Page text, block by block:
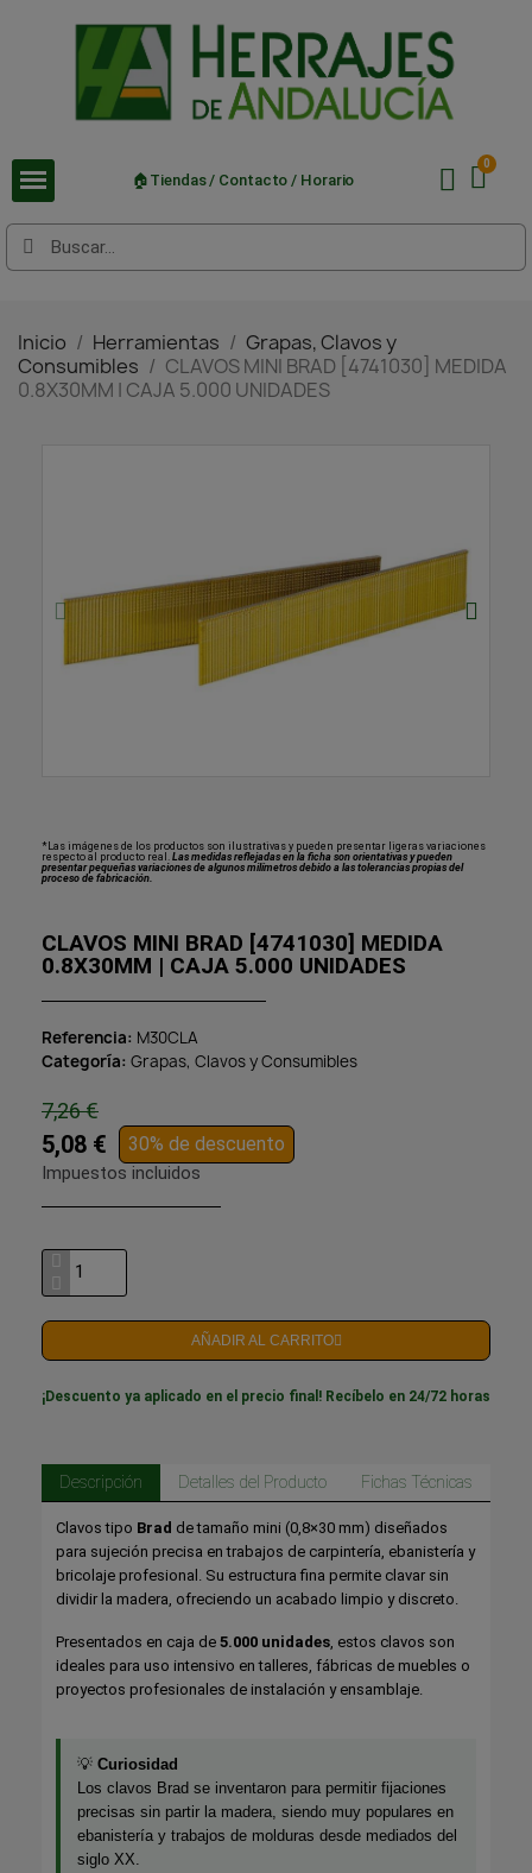
🏠Tiendas / Contacto / Horario
Inicio Herramientas
Grapas, Clavos y
Consumibles
CLAVOS MINI BRAD [4741030] MEDIDA
0.8X30MM | CAJA 5.000 UNIDADES
*Las imágenes de los productos son ilustrativas y pueden presentar ligeras variaciones
respecto al producto real. Las medidas reflejadas en la ficha son orientativas y pueden
presentar pequeñas variaciones de algunos milímetros debido a las tolerancias propias del
proceso de fabricación.
CLAVOS MINI BRAD [4741030] MEDIDA
0.8X30MM | CAJA 5.000 UNIDADES
Referencia M30CLA
Categoría Grapas, Clavos y Consumibles
7,26 €
5,08 € 30% de descuento
Impuestos incluidos
AÑADIR AL CARRITO
¡Descuento ya aplicado en el precio final! Recíbelo en 24/72 horas
Descripción Detalles del Producto Fichas Técnicas
Clavos tipo Brad de tamaño mini (0,8×30 mm) diseñados
para sujeción precisa en trabajos de carpintería, ebanistería y
bricolaje profesional. Su estructura fina permite clavar sin
dividir la madera, ofreciendo un acabado limpio y discreto.
Presentados en caja de 5.000 unidades , estos clavos son
ideales para uso intensivo en talleres, fábricas de muebles o
proyectos profesionales de instalación y ensamblaje.
💡 Curiosidad
Los clavos Brad se inventaron para permitir fijaciones
precisas sin partir la madera, siendo muy populares en
ebanistería y trabajos de molduras desde mediados del
siglo XX.